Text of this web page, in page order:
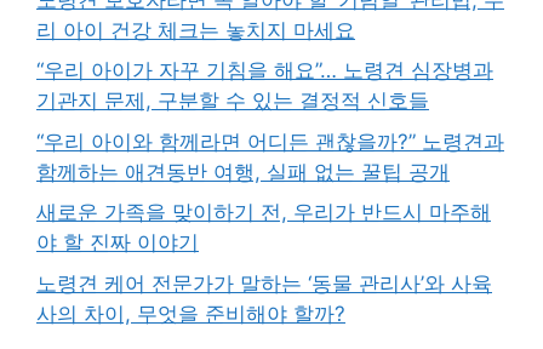
리 아이 건강 체크는 놓치지 마세요
“우리 아이가 자꾸 기침을 해요”… 노령견 심장병과
기관지 문제, 구분할 수 있는 결정적 신호들
“우리 아이와 함께라면 어디든 괜찮을까?” 노령견과
함께하는 애견동반 여행, 실패 없는 꿀팁 공개
새로운 가족을 맞이하기 전, 우리가 반드시 마주해
야 할 진짜 이야기
노령견 케어 전문가가 말하는 ‘동물 관리사’와 사육
사의 차이, 무엇을 준비해야 할까?